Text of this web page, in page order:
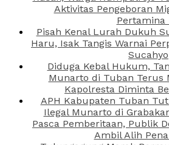
Aktivitas Pengeboran
Pertamina
Pisah Kenal Lurah Dukuh
Haru, Isak Tangis Warnai
Sucahyo
Diduga Kebal Hukum,
Munarto di Tuban Terus
Kapolresta Diminta
APH Kabupaten Tuban
Ilegal Munarto di
Pasca Pemberitaan, Publik
Ambil Alih